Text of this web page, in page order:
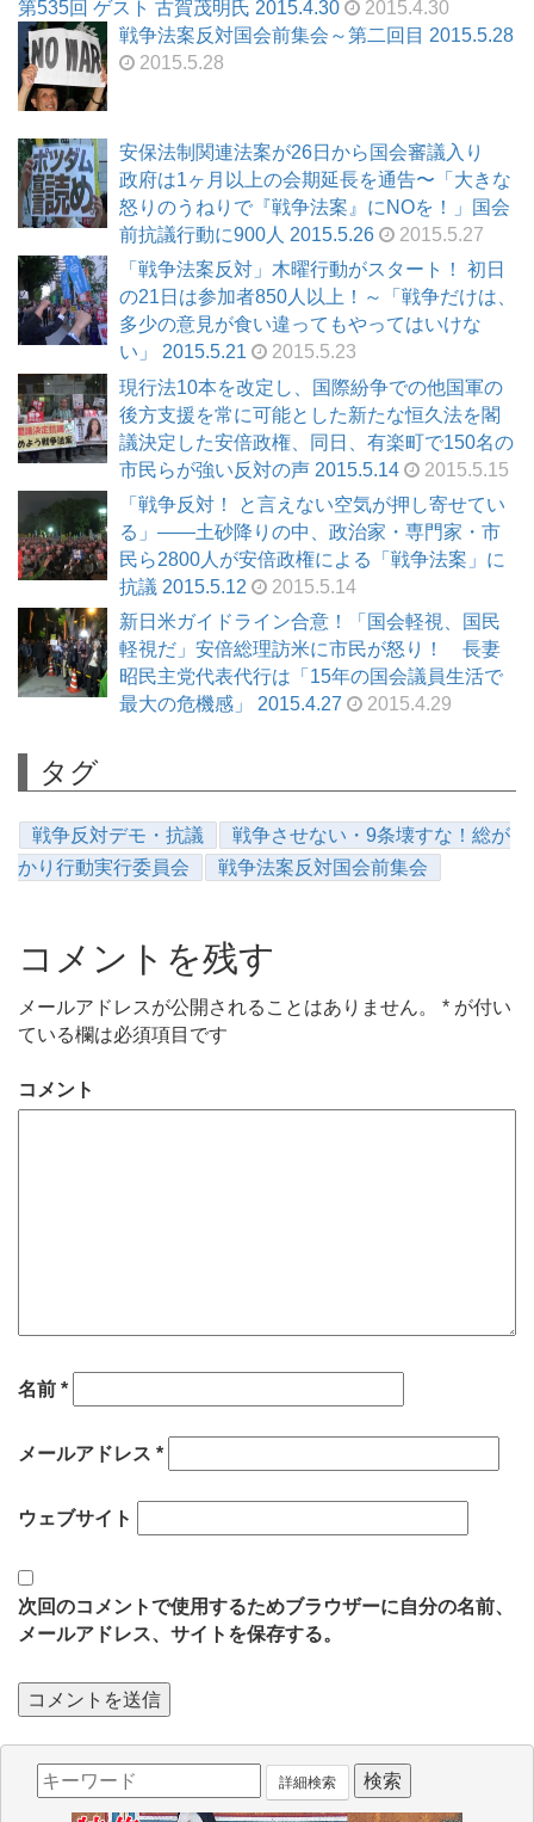
第535回 ゲスト 古賀茂明氏 2015.4.30
2015.4.30
戦争法案反対国会前集会～第二回目 2015.5.28
2015.5.28
安保法制関連法案が26日から国会審議入り
政府は1ヶ月以上の会期延長を通告〜「大きな
怒りのうねりで『戦争法案』にNOを！」国会
前抗議行動に900人 2015.5.26
2015.5.27
「戦争法案反対」木曜行動がスタート！ 初日
の21日は参加者850人以上！～「戦争だけは、
多少の意見が食い違ってもやってはいけな
い」 2015.5.21
2015.5.23
現行法10本を改定し、国際紛争での他国軍の
後方支援を常に可能とした新たな恒久法を閣
議決定した安倍政権、同日、有楽町で150名の
市民らが強い反対の声 2015.5.14
2015.5.15
「戦争反対！ と言えない空気が押し寄せてい
る」――土砂降りの中、政治家・専門家・市
民ら2800人が安倍政権による「戦争法案」に
抗議 2015.5.12
2015.5.14
新日米ガイドライン合意！「国会軽視、国民
軽視だ」安倍総理訪米に市民が怒り！ 長妻
昭民主党代表代行は「15年の国会議員生活で
最大の危機感」 2015.4.27
2015.4.29
タグ
戦争反対デモ・抗議
戦争させない・9条壊すな！総が
かり行動実行委員会
戦争法案反対国会前集会
コメントを残す
メールアドレスが公開されることはありません。 * が付い
ている欄は必須項目です
コメント
名前 *
メールアドレス *
ウェブサイト
次回のコメントで使用するためブラウザーに自分の名前、
メールアドレス、サイトを保存する。
詳細検索